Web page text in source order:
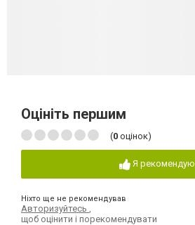
Оцініть першим
(0 оцінок)
Я рекомендую
Ніхто ще не рекомендував
Авторизуйтесь
щоб оцінити і порекомендувати